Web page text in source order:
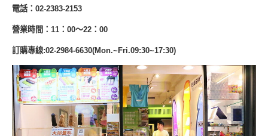
電話：02-2383-2153
營業時間：11：00～22：00
訂購專線:02-2984-6630(Mon.~Fri.09:30~17:30)